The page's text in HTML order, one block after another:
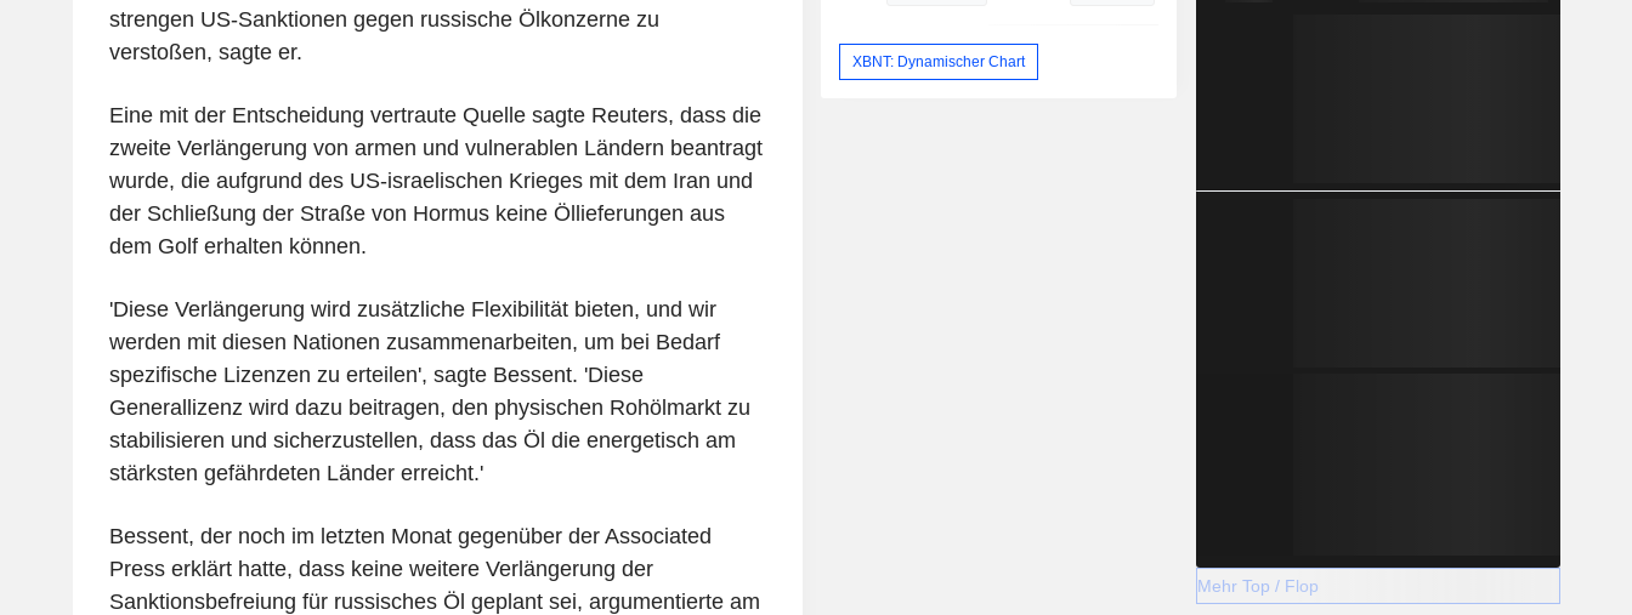
strengen US-Sanktionen gegen russische Ölkonzerne zu
verstoßen, sagte er.
Eine mit der Entscheidung vertraute Quelle sagte Reuters, dass die
zweite Verlängerung von armen und vulnerablen Ländern beantragt
wurde, die aufgrund des US-israelischen Krieges mit dem Iran und
der Schließung der Straße von Hormus keine Öllieferungen aus
dem Golf erhalten können.
'Diese Verlängerung wird zusätzliche Flexibilität bieten, und wir
werden mit diesen Nationen zusammenarbeiten, um bei Bedarf
spezifische Lizenzen zu erteilen', sagte Bessent. 'Diese
Generallizenz wird dazu beitragen, den physischen Rohölmarkt zu
stabilisieren und sicherzustellen, dass das Öl die energetisch am
stärksten gefährdeten Länder erreicht.'
Bessent, der noch im letzten Monat gegenüber der Associated
Press erklärt hatte, dass keine weitere Verlängerung der
Sanktionsbefreiung für russisches Öl geplant sei, argumentierte am
XBNT: Dynamischer Chart
Mehr Top / Flop